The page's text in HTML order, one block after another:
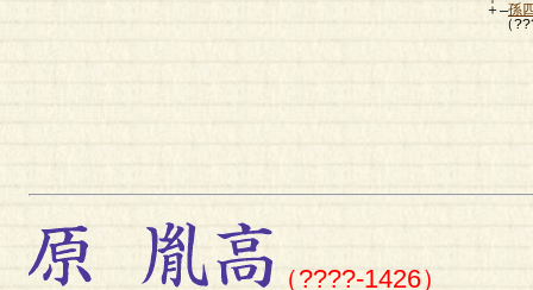
＋―孫
（????－????） （????－
（????-1426）